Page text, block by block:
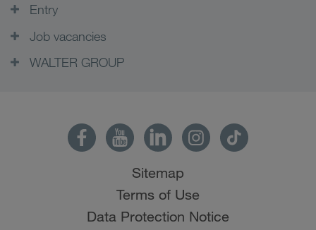
Entry
Job vacancies
WALTER GROUP
Sitemap
Terms of Use
Data Protection Notice